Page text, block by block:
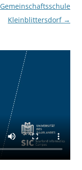
Gemeinschaftsschule
Kleinblittersdorf →